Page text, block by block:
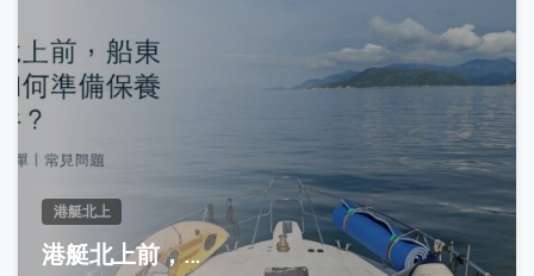
港艇北上
港艇北上前，...